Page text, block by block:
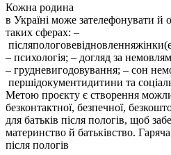
Кожна родина
в Україні може зателефонувати й
таких сферах: –
– психологія; – догляд за
– грудневигодовування; – сон
першідокументидитини та
Метою проєкту є створення
безконтактної, безпечної,
для батьків після пологів, щоб
материнство й батьківство.
після пологів